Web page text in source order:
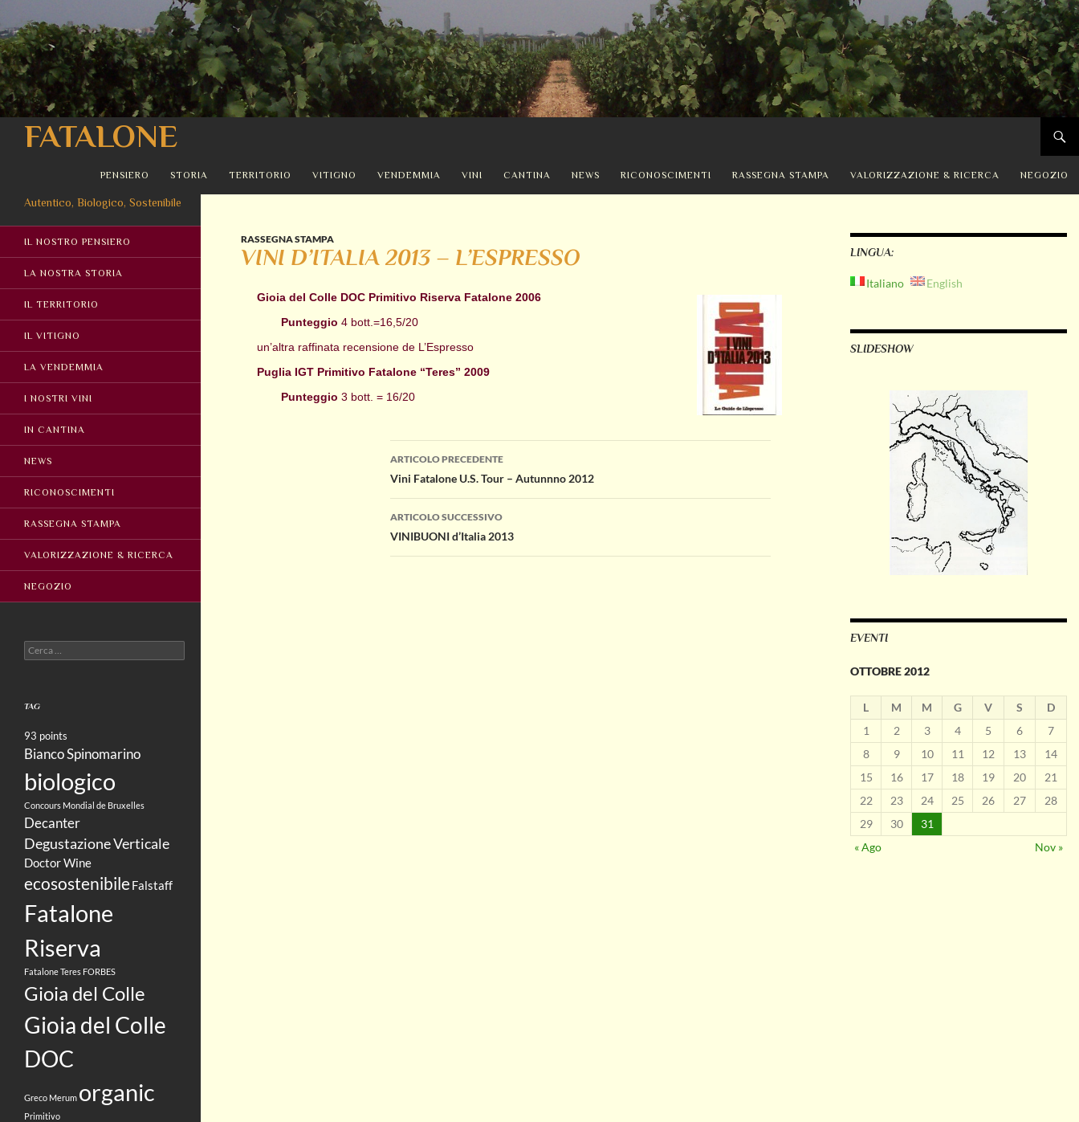
FATALONE
Cerca
PENSIERO STORIA TERRITORIO VITIGNO VENDEMMIA VINI CANTINA NEWS RICONOSCIMENTI RASSEGNA STAMPA VALORIZZAZIONE & RICERCA NEGOZIO
RASSEGNA STAMPA
VINI D’ITALIA 2013 – L’ESPRESSO
Gioia del Colle DOC Primitivo Riserva Fatalone 2006
Punteggio 4 bott.=16,5/20
un’altra raffinata recensione de L’Espresso
Puglia IGT Primitivo Fatalone “Teres” 2009
Punteggio 3 bott. = 16/20
Navigazione
articolo
ARTICOLO PRECEDENTE
Vini Fatalone U.S. Tour – Autunnno 2012
ARTICOLO SUCCESSIVO
VINIBUONI d’Italia 2013
LINGUA:
Italiano English
SLIDESHOW
EVENTI
OTTOBRE 2012
L M M G V S
D
1
2 3 4 5 6
7
8
9 10 11 12 13
14
15
16 17 18 19 20
21
22
23 24 25 26 27
28
29
30
31
« Ago
Nov »
Autentico, Biologico, Sostenibile
IL NOSTRO PENSIERO
LA NOSTRA STORIA
IL TERRITORIO
IL VITIGNO
LA VENDEMMIA
I NOSTRI VINI
IN CANTINA
NEWS
RICONOSCIMENTI
RASSEGNA STAMPA
VALORIZZAZIONE & RICERCA
NEGOZIO
Ricerca
per:
TAG
93 points
Bianco Spinomarino
biologico
Concours Mondial de Bruxelles
Decanter
Degustazione Verticale
Doctor Wine
ecosostenibileFalstaff
Fatalone
Riserva
Fatalone Teres FORBES
Gioia del Colle
Gioia del Colle
DOC
Greco Merum organic
Primitivo